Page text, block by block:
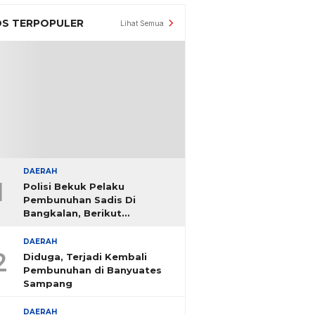
TERPOPULER Lihat Semua
DAERAH
Polisi Bekuk Pelaku
Pembunuhan Sadis Di
Bangkalan, Berikut
DAERAH
Diduga, Terjadi Kembali
Pembunuhan di Banyuates
Sampang
DAERAH